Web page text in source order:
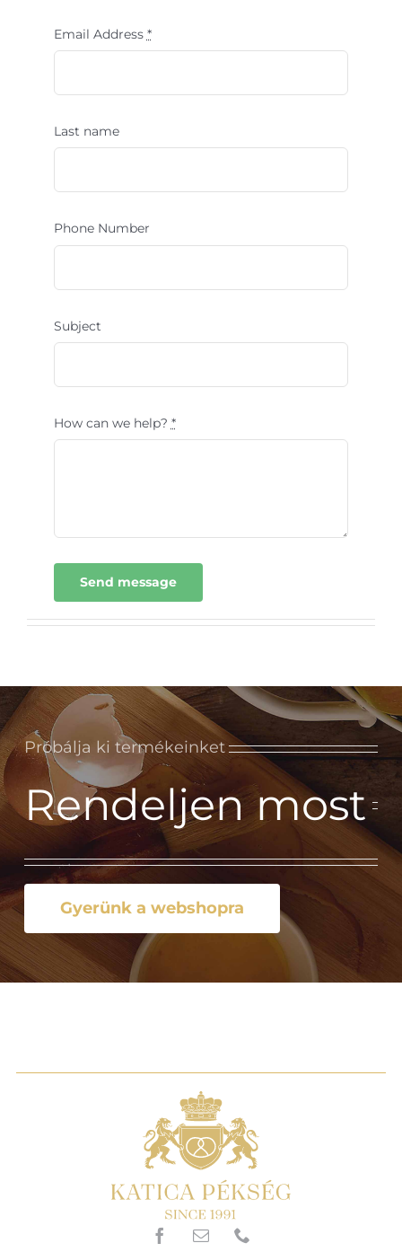
Email Address *
Last name
Phone Number
Subject
How can we help? *
Send message
Próbálja ki termékeinket
Rendeljen most
Gyerünk a webshopra